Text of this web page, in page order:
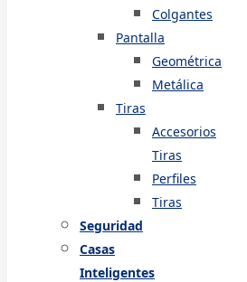
Colgantes
Pantalla
Geométrica
Metálica
Tiras
Accesorios
Tiras
Perfiles
Tiras
Seguridad
Casas
Inteligentes